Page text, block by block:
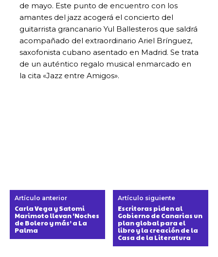
de mayo. Este punto de encuentro con los
amantes del jazz acogerá el concierto del
guitarrista grancanario Yul Ballesteros que saldrá
acompañado del extraordinario Ariel Brínguez,
saxofonista cubano asentado en Madrid. Se trata
de un auténtico regalo musical enmarcado en
la cita «Jazz entre Amigos».
Artículo anterior
Carla Vega y Satomi
Marimoto llevan ‘Noches
de Bolero y más’ a La
Palma
Artículo siguiente
Escritoras piden al
Gobierno de Canarias un
plan global para el
libro y la creación de la
Casa de la Literatura